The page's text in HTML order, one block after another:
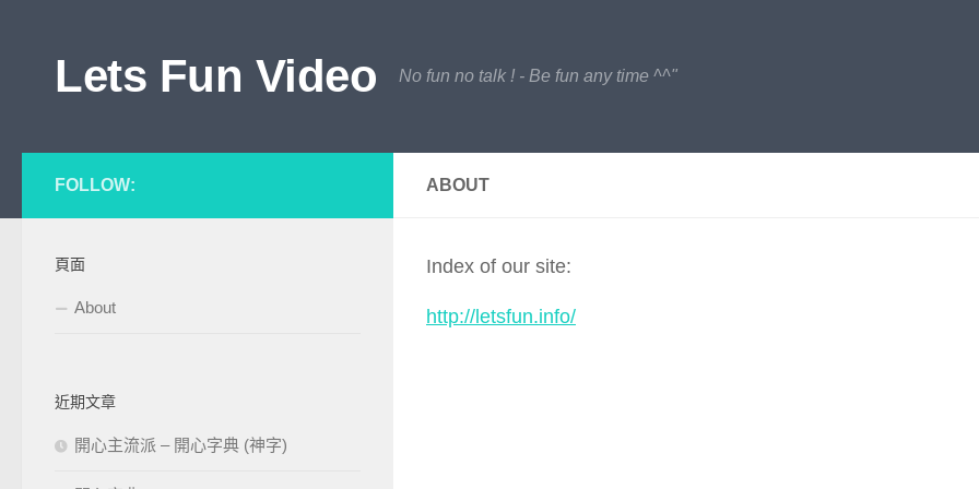
Lets Fun Video No fun no talk ! - Be fun any time ^^"
ABOUT
Index of our site:
http://letsfun.info/
FOLLOW:
頁面
About
近期文章
開心主流派 – 開心字典 (神字)